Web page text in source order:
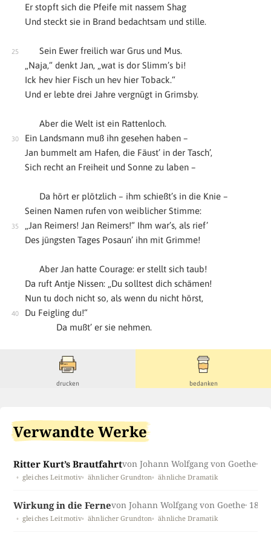
Er stopft sich die Pfeife mit nassem Shag
Und steckt sie in Brand bedachtsam und stille.
Sein Ewer freilich war Grus und Mus.
„Naja,“ denkt Jan, „wat is dor Slimm’s bi!
Ick hev hier Fisch un hev hier Toback.“
Und er lebte drei Jahre vergnügt in Grimsby.
Aber die Welt ist ein Rattenloch.
Ein Landsmann muß ihn gesehen haben –
Jan bummelt am Hafen, die Fäust’ in der Tasch’,
Sich recht an Freiheit und Sonne zu laben –
Da hört er plötzlich – ihm schießt’s in die Knie –
Seinen Namen rufen von weiblicher Stimme:
„Jan Reimers! Jan Reimers!“ Ihm war’s, als rief’
Des jüngsten Tages Posaun’ ihn mit Grimme!
Aber Jan hatte Courage: er stellt sich taub!
Da ruft Antje Nissen: „Du solltest dich schämen!
Nun tu doch nicht so, als wenn du nicht hörst,
Du Feigling du!“
Da mußt’ er sie nehmen.
drucken bedanken
Verwandte Werke
Ritter Kurt’s Brautfahrtvon Johann Wolfgang von Goethe·
gleiches Leitmotiv ähnlicher Grundton ähnliche Dramatik
Wirkung in die Fernevon Johann Wolfgang von Goethe· 1808
gleiches Leitmotiv ähnlicher Grundton ähnliche Dramatik